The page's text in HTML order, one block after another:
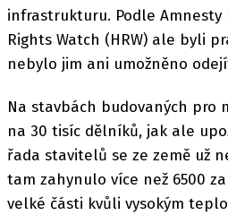
infrastrukturu. Podle
Rights Watch (HRW) ale byli
nebylo jim ani umožněno
Na stavbách budovaných pro
na 30 tisíc dělníků, jak ale
řada stavitelů se ze země už
tam zahynulo více než 6500
velké části kvůli vysokým